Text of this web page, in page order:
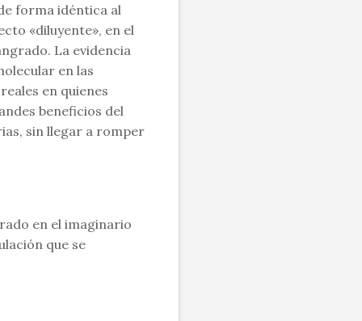
forma idéntica al
«diluyente», en el
La evidencia
en las
en quienes
beneficios del
sin llegar a romper
en el imaginario
que se